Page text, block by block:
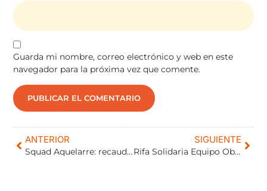
Guarda mi nombre, correo electrónico y web en este
navegador para la próxima vez que comente.
ANTERIOR
Squad Aquelarre: recaudación solidaria 2024 a favor de EMValladolid.
SIGUIENTE
Rifa Solidaria Equipo Obramat